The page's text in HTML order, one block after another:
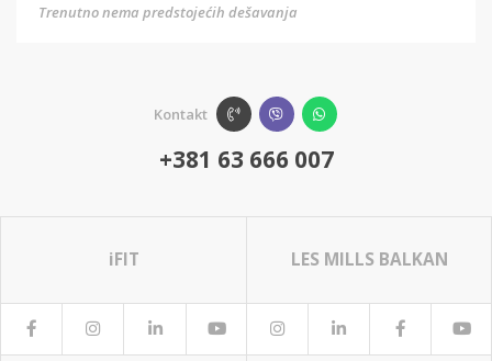
Trenutno nema predstojećih dešavanja
Kontakt
+381 63 666 007
iFIT LES MILLS BALKAN